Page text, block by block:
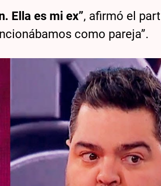
Ella es mi ex”, afirmó el
como pareja”.